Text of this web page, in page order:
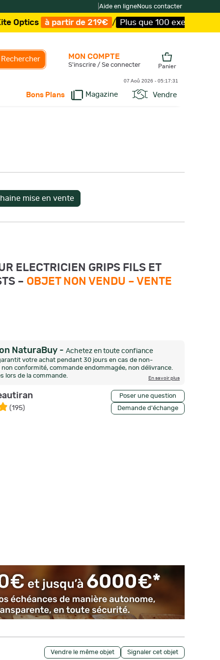
Aide en ligneNous contacter
à partir de 219€ / Plus que 100 exemplaires ! /
Rechercher
Bons Plans Magazine Vendre
MON COMPTE
S'inscrire / Se connecter Panier
07 Aoû 2026 - 05:17:32
ELECTRICIEN GRIPS FILS ET
– OBJET NON VENDU – VENTE
NaturaBuy - Achetez en toute confiance
votre achat pendant 30 jours en cas de non-
conformité, commande endommagée, non délivrance.
lors de la commande.
En savoir plus
(195) Demande d'échange
Poser une question
Vendre le même objet Signaler cet objet